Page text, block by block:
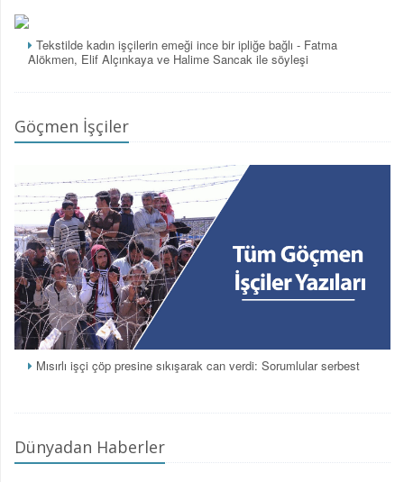
Tekstilde kadın işçilerin emeği ince bir ipliğe bağlı - Fatma
Alökmen, Elif Alçınkaya ve Halime Sancak ile söyleşi
Göçmen İşçiler
Mısırlı işçi çöp presine sıkışarak can verdi: Sorumlular serbest
Dünyadan Haberler